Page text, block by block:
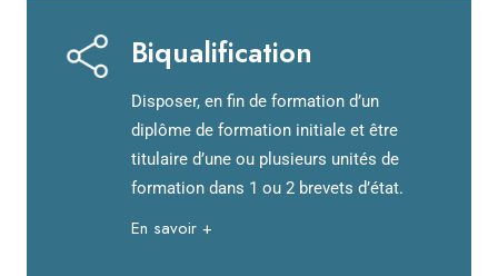
Biqualification
Disposer, en fin de formation d’un
diplôme de formation initiale et être
titulaire d’une ou plusieurs unités de
formation dans 1 ou 2 brevets d’état.
En savoir +